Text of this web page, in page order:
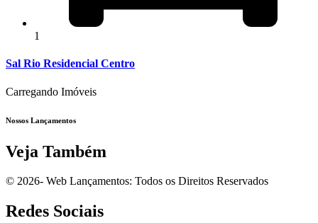
1
Sal Rio Residencial Centro
Carregando Imóveis
Nossos Lançamentos
Veja Também
© 2026- Web Lançamentos: Todos os Direitos Reservados
Redes Sociais